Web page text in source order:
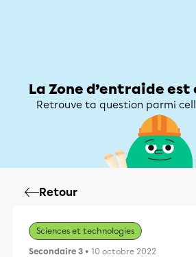
La Zone d’entraide
Retrouve ta question parmi
Retour
Sciences et technologies
Secondaire 3 • 10 octobre 2022